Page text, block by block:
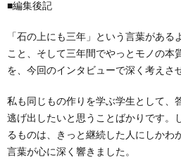
■編集後記
「石の上にも三年」という言葉がある
こと、そして三年間でやっとモノの本
を、今回のインタビューで深く考えさ
私も同じもの作りを学ぶ学生として、
逃げ出したいと思うことばかりです。
るものは、きっと継続した人にしかわ
言葉が心に深く響きました。